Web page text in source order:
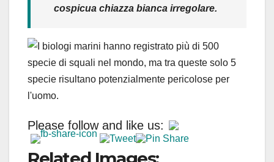
cospicua chiazza bianca irregolare.
Please follow and like us: